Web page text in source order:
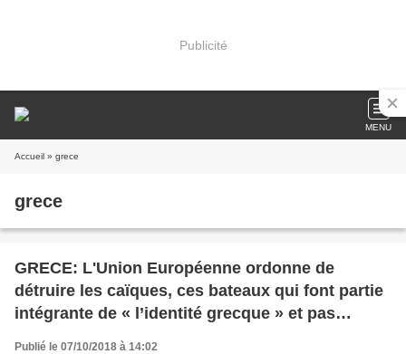
Publicité
MENU
Accueil » grece
grece
GRECE: L'Union Européenne ordonne de
détruire les caïques, ces bateaux qui font partie
intégrante de « l’identité grecque » et pas
seulement dans les îles.
Publié le 07/10/2018 à 14:02